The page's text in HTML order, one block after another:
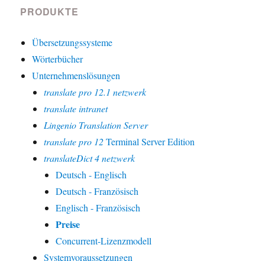
PRODUKTE
Übersetzungssysteme
Wörterbücher
Unternehmenslösungen
translate pro 12.1 netzwerk
translate intranet
Lingenio Translation Server
translate pro 12Terminal Server Edition
translateDict 4 netzwerk
Deutsch - Englisch
Deutsch - Französisch
Englisch - Französisch
Preise
Concurrent-Lizenzmodell
Systemvoraussetzungen